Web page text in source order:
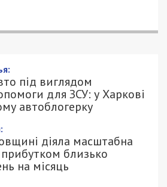
під виглядом
для ЗСУ: у
відому
2026 - 15:00
СПЕЦИАЛЬНО ДЛЯ